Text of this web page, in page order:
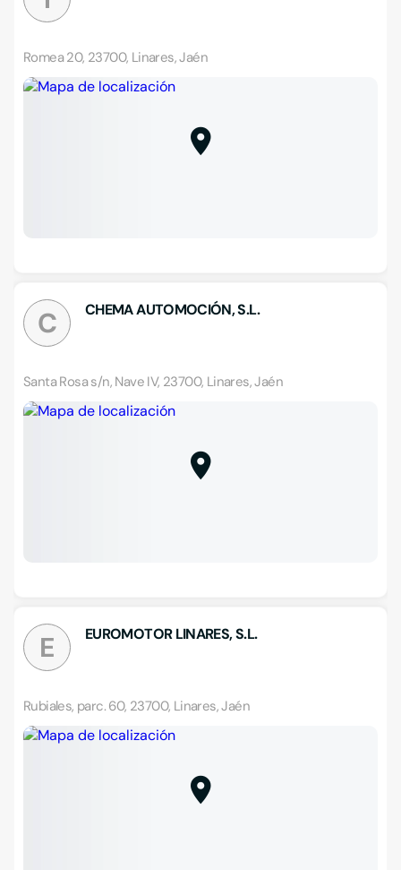
Romea 20, 23700, Linares, Jaén
C CHEMA AUTOMOCIÓN, S.L.
Santa Rosa s/n, Nave IV, 23700, Linares, Jaén
E EUROMOTOR LINARES, S.L.
Rubiales, parc. 60, 23700, Linares, Jaén